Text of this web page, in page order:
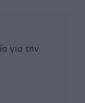
για την